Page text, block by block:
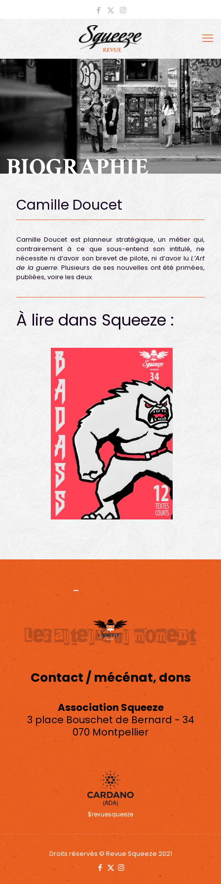
BIOGRAPHIE
Camille Doucet
Camille Doucet est planneur stratégique, un métier qui,
contrairement à ce que sous-entend son intitulé, ne
nécessite ni d’avoir son brevet de pilote, ni d’avoir lu L’Art
de la guerre. Plusieurs de ses nouvelles ont été primées,
publiées, voire les deux.
À lire dans Squeeze :
Projet -Mentions légales
Contact / mécénat, dons
Association Squeeze
3 place Bouschet de Bernard - 34
070 Montpellier
asso.squeeze@gmail.com
$revuesqueeze
Droits réservés © Revue Squeeze 2021